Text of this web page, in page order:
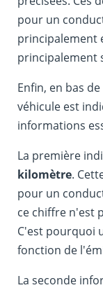
pour un
principalement
principalement
Enfin, en bas
véhicule est
informations
La première
kilomètre.
pour un
ce chiffre n'est
C'est pourquoi
fonction de
La seconde